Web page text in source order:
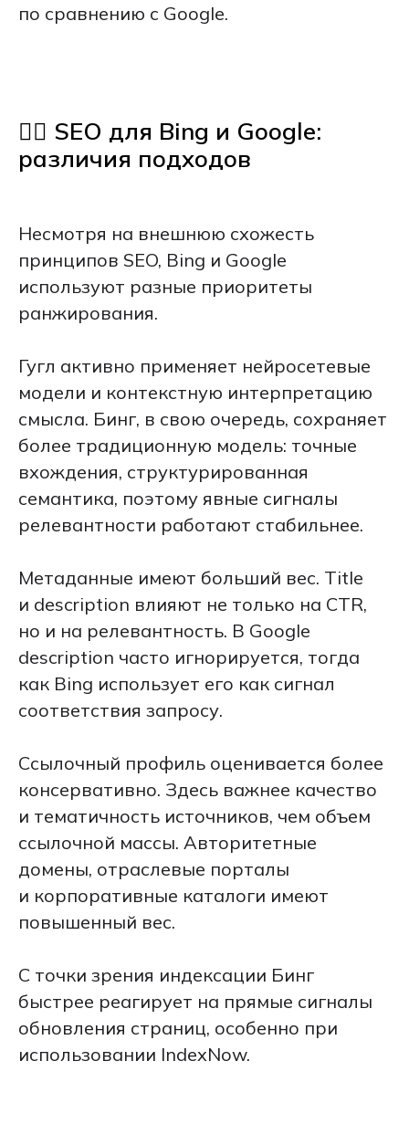
по сравнению с Google.
⛓️‍💥 SEO для Bing и Google:
различия подходов
Несмотря на внешнюю схожесть
принципов SEO, Bing и Google
используют разные приоритеты
ранжирования.
Гугл активно применяет нейросетевые
модели и контекстную интерпретацию
смысла. Бинг, в свою очередь, сохраняет
более традиционную модель: точные
вхождения, структурированная
семантика, поэтому явные сигналы
релевантности работают стабильнее.
Метаданные имеют больший вес. Title
и description влияют не только на CTR,
но и на релевантность. В Google
description часто игнорируется, тогда
как Bing использует его как сигнал
соответствия запросу.
Ссылочный профиль оценивается более
консервативно. Здесь важнее качество
и тематичность источников, чем объем
ссылочной массы. Авторитетные
домены, отраслевые порталы
и корпоративные каталоги имеют
повышенный вес.
С точки зрения индексации Бинг
быстрее реагирует на прямые сигналы
обновления страниц, особенно при
использовании IndexNow.